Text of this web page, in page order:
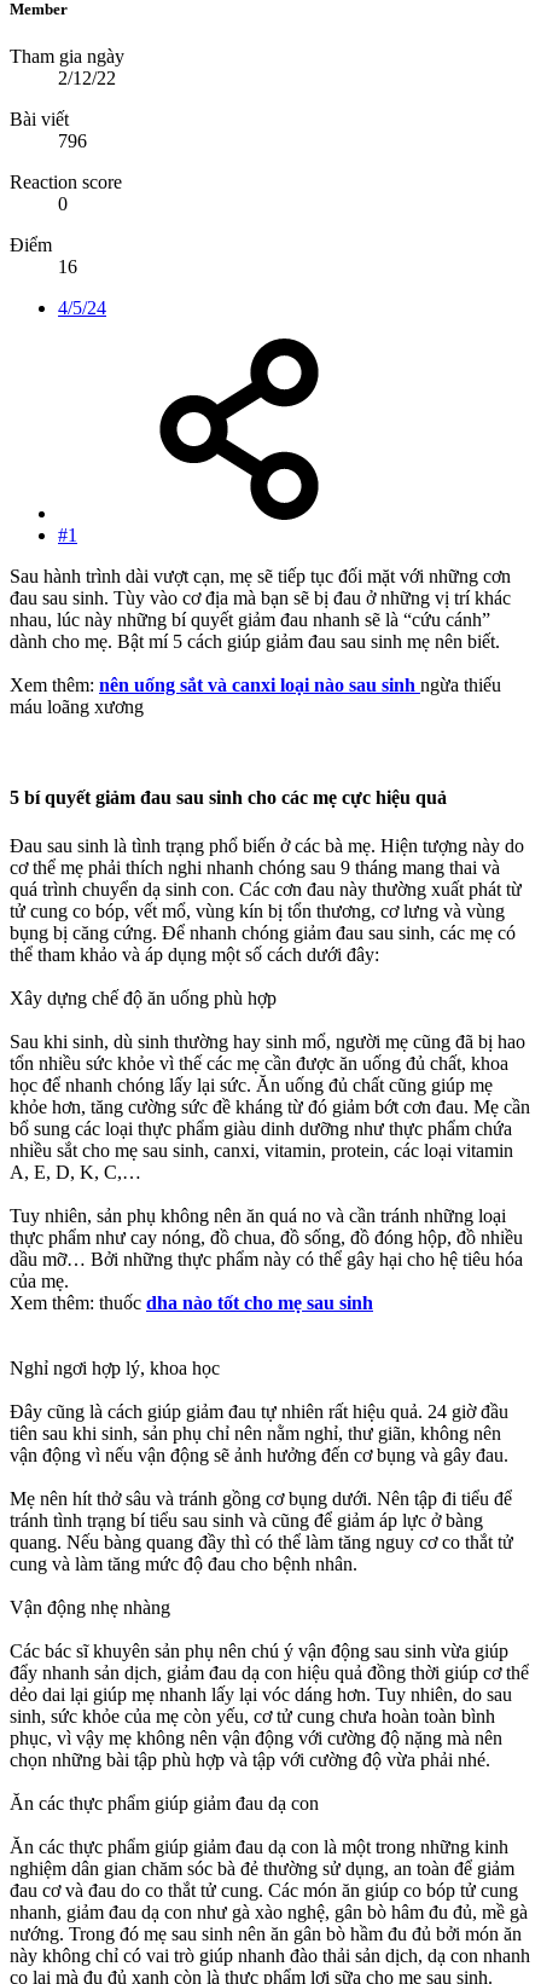
Member
Tham gia ngày
2/12/22
Bài viết
796
Reaction score
0
Điểm
16
4/5/24
#1
Sau hành trình dài vượt cạn, mẹ sẽ tiếp tục đối mặt với những cơn
đau sau sinh. Tùy vào cơ địa mà bạn sẽ bị đau ở những vị trí khác
nhau, lúc này những bí quyết giảm đau nhanh sẽ là “cứu cánh”
dành cho mẹ. Bật mí 5 cách giúp giảm đau sau sinh mẹ nên biết.
Xem thêm: nên uống sắt và canxi loại nào sau sinh ngừa thiếu
máu loãng xương
5 bí quyết giảm đau sau sinh cho các mẹ cực hiệu quả
Đau sau sinh là tình trạng phổ biến ở các bà mẹ. Hiện tượng này do
cơ thể mẹ phải thích nghi nhanh chóng sau 9 tháng mang thai và
quá trình chuyển dạ sinh con. Các cơn đau này thường xuất phát từ
tử cung co bóp, vết mổ, vùng kín bị tổn thương, cơ lưng và vùng
bụng bị căng cứng. Để nhanh chóng giảm đau sau sinh, các mẹ có
thể tham khảo và áp dụng một số cách dưới đây:
Xây dựng chế độ ăn uống phù hợp
Sau khi sinh, dù sinh thường hay sinh mổ, người mẹ cũng đã bị hao
tổn nhiều sức khỏe vì thế các mẹ cần được ăn uống đủ chất, khoa
học để nhanh chóng lấy lại sức. Ăn uống đủ chất cũng giúp mẹ
khỏe hơn, tăng cường sức đề kháng từ đó giảm bớt cơn đau. Mẹ cần
bổ sung các loại thực phẩm giàu dinh dưỡng như thực phẩm chứa
nhiều sắt cho mẹ sau sinh, canxi, vitamin, protein, các loại vitamin
A, E, D, K, C,…
Tuy nhiên, sản phụ không nên ăn quá no và cần tránh những loại
thực phẩm như cay nóng, đồ chua, đồ sống, đồ đóng hộp, đồ nhiều
dầu mỡ… Bởi những thực phẩm này có thể gây hại cho hệ tiêu hóa
của mẹ.
Xem thêm: thuốc dha nào tốt cho mẹ sau sinh
Nghỉ ngơi hợp lý, khoa học
Đây cũng là cách giúp giảm đau tự nhiên rất hiệu quả. 24 giờ đầu
tiên sau khi sinh, sản phụ chỉ nên nằm nghỉ, thư giãn, không nên
vận động vì nếu vận động sẽ ảnh hưởng đến cơ bụng và gây đau.
Mẹ nên hít thở sâu và tránh gồng cơ bụng dưới. Nên tập đi tiểu để
tránh tình trạng bí tiểu sau sinh và cũng để giảm áp lực ở bàng
quang. Nếu bàng quang đầy thì có thể làm tăng nguy cơ co thắt tử
cung và làm tăng mức độ đau cho bệnh nhân.
Vận động nhẹ nhàng
Các bác sĩ khuyên sản phụ nên chú ý vận động sau sinh vừa giúp
đẩy nhanh sản dịch, giảm đau dạ con hiệu quả đồng thời giúp cơ thể
dẻo dai lại giúp mẹ nhanh lấy lại vóc dáng hơn. Tuy nhiên, do sau
sinh, sức khỏe của mẹ còn yếu, cơ tử cung chưa hoàn toàn bình
phục, vì vậy mẹ không nên vận động với cường độ nặng mà nên
chọn những bài tập phù hợp và tập với cường độ vừa phải nhé.
Ăn các thực phẩm giúp giảm đau dạ con
Ăn các thực phẩm giúp giảm đau dạ con là một trong những kinh
nghiệm dân gian chăm sóc bà đẻ thường sử dụng, an toàn để giảm
đau cơ và đau do co thắt tử cung. Các món ăn giúp co bóp tử cung
nhanh, giảm đau dạ con như gà xào nghệ, gân bò hâm đu đủ, mề gà
nướng. Trong đó mẹ sau sinh nên ăn gân bò hầm đu đủ bởi món ăn
này không chỉ có vai trò giúp nhanh đào thải sản dịch, dạ con nhanh
co lại mà đu đủ xanh còn là thực phẩm lợi sữa cho mẹ sau sinh.